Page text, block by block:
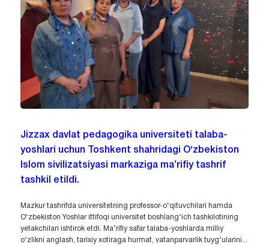
Jizzax davlat pedagogika universiteti talaba-
yoshlari uchun Toshkent shahridagi O‘zbekiston
Islom sivilizatsiyasi markaziga ma’rifiy tashrif
tashkil etildi.
Mazkur tashrifda universitetning professor-o‘qituvchilari hamda
O‘zbekiston Yoshlar ittifoqi universitet boshlang‘ich tashkilotining
yetakchilari ishtirok etdi. Ma’rifiy safar talaba-yoshlarda milliy
o‘zlikni anglash, tarixiy xotiraga hurmat, vatanparvarlik tuyg‘ularini...